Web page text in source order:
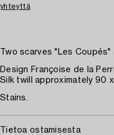
yhteyttä
Two scarves "Les
Design Françoise de la
Silk twill approximately 90
Stains.
Tietoa ostamisesta